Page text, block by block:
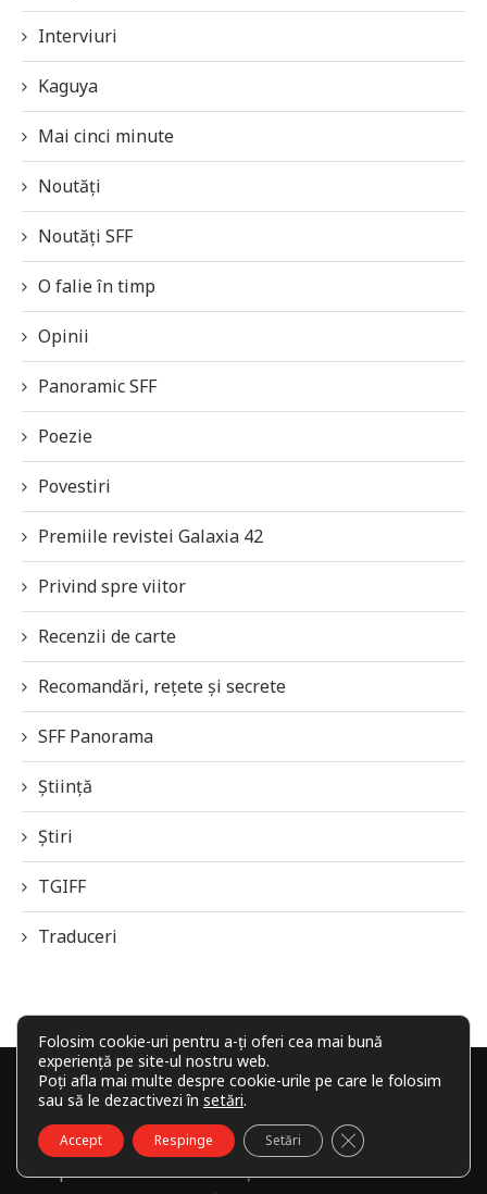
Interviuri
Kaguya
Mai cinci minute
Noutăți
Noutăți SFF
O falie în timp
Opinii
Panoramic SFF
Poezie
Povestiri
Premiile revistei Galaxia 42
Privind spre viitor
Recenzii de carte
Recomandări, rețete și secrete
SFF Panorama
Știință
Știri
TGIFF
Traduceri
Despre revistă Autorii noștri
Politica de cookie-uri
Folosim cookie-uri pentru a-ți oferi cea mai bună
experiență pe site-ul nostru web.
Poți afla mai multe despre cookie-urile pe care le folosim
sau să le dezactivezi în setări.
Accept Respinge Setări CLOSE GDPR